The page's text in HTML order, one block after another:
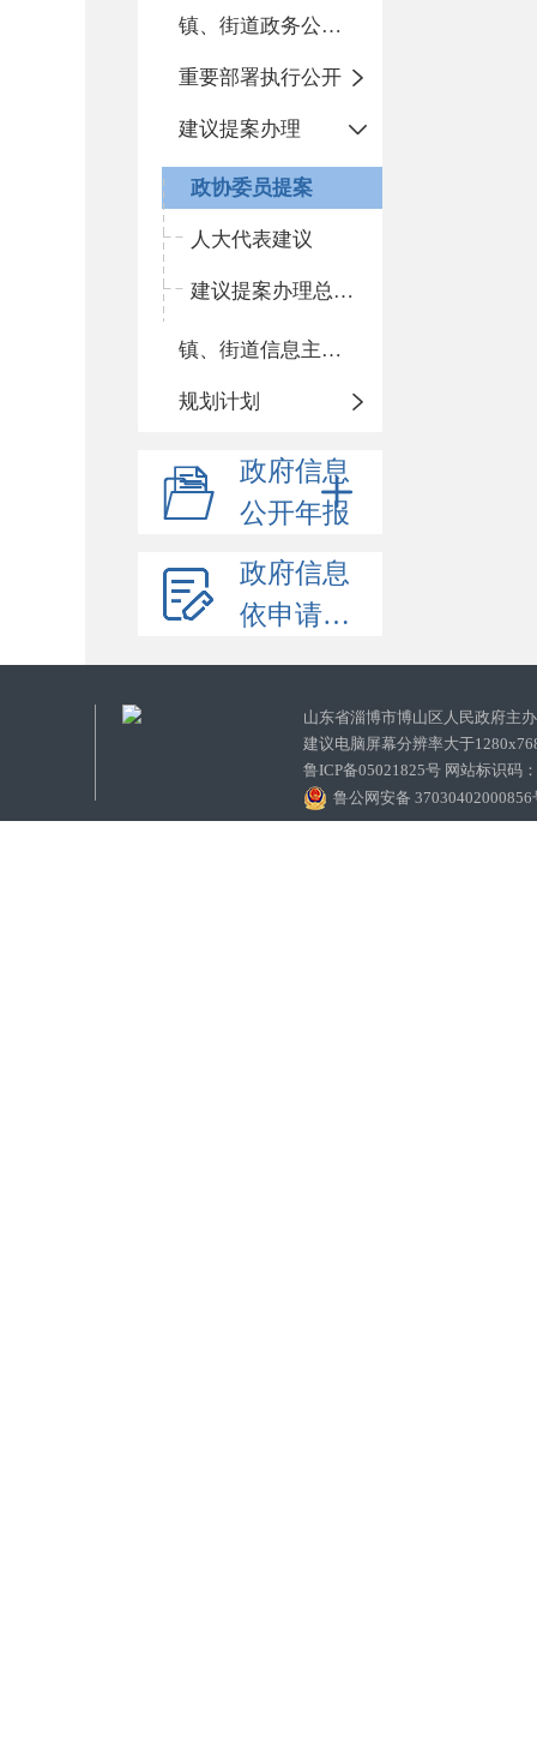
镇、街道政务公开标准化目录
重要部署执行公开
建议提案办理
政协委员提案
人大代表建议
建议提案办理总体情况
镇、街道信息主动公开基本目录
规划计划
政府信息
公开年报
政府信息
依申请公开
山东省淄博市博山区人民政府
建议电脑屏幕分辨率大于
鲁ICP备05021825号 网站标识码
鲁公网安备 37030402000856